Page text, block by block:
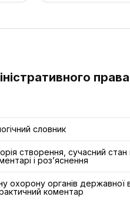
словник
створення, сучасний стан
і роз’яснення
охорону органів державної
коментар